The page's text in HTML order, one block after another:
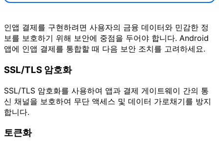
인앱 결제를 구현하려면 사용자의 금융 데이터와 민감한 정
보를 보호하기 위해 보안에 중점을 두어야 합니다. Android
앱에 인앱 결제를 통합할 때 다음 보안 조치를 고려하세요.
SSL/TLS 암호화
SSL/TLS 암호화를 사용하여 앱과 결제 게이트웨이 간의 통
신 채널을 보호하여 무단 액세스 및 데이터 가로채기를 방지
합니다.
토큰화